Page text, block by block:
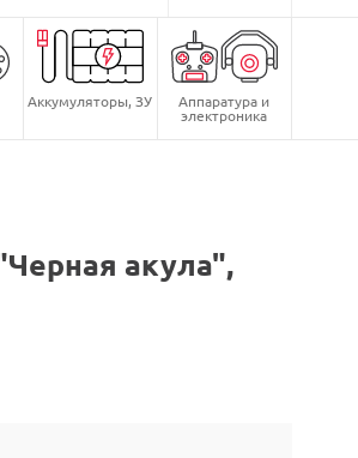
Аккумуляторы, ЗУ Аппаратура и
электроника
акула",